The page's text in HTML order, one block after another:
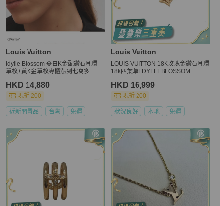
Louis Vuitton
Idylle Blossom 💎白K金配鑽石耳環 -
單枚+黃K金單枚專櫃漲到七萬多
HKD 14,880
現折 200
近新閒置品 台灣 免運
Louis Vuitton
LOUIS VUITTON 18K玫瑰金鑽石耳環
18k四葉草LDYLLEBLOSSOM
HKD 16,999
現折 200
狀況良好 本地 免運